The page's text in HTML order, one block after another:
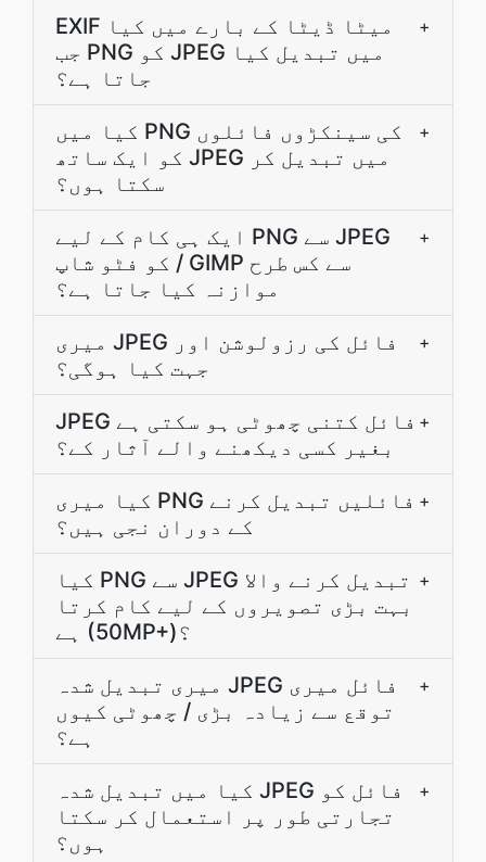
EXIF میٹا ڈیٹا کے بارے میں کیا
جب PNG کو JPEG میں تبدیل کیا
جاتا ہے؟
+
کیا میں PNG کی سینکڑوں فائلوں
کو ایک ساتھ JPEG میں تبدیل کر
سکتا ہوں؟
+
ایک ہی کام کے لیے PNG سے JPEG
کو فٹو شاپ / GIMP سے کس طرح
موازنہ کیا جاتا ہے؟
+
میری JPEG فائل کی رزولوشن اور
جہت کیا ہوگی؟
+
JPEG فائل کتنی چھوٹی ہو سکتی ہے
بغیر کسی دیکھنے والے آثار کے؟
+
کیا میری PNG فائلیں تبدیل کرنے
کے دوران نجی ہیں؟
+
کیا PNG سے JPEG تبدیل کرنے والا
بہت بڑی تصویروں کے لیے کام کرتا
ہے (50MP+)؟
+
میری تبدیل شدہ JPEG فائل میری
توقع سے زیادہ بڑی / چھوٹی کیوں
ہے؟
+
کیا میں تبدیل شدہ JPEG فائل کو
تجارتی طور پر استعمال کر سکتا
ہوں؟
+